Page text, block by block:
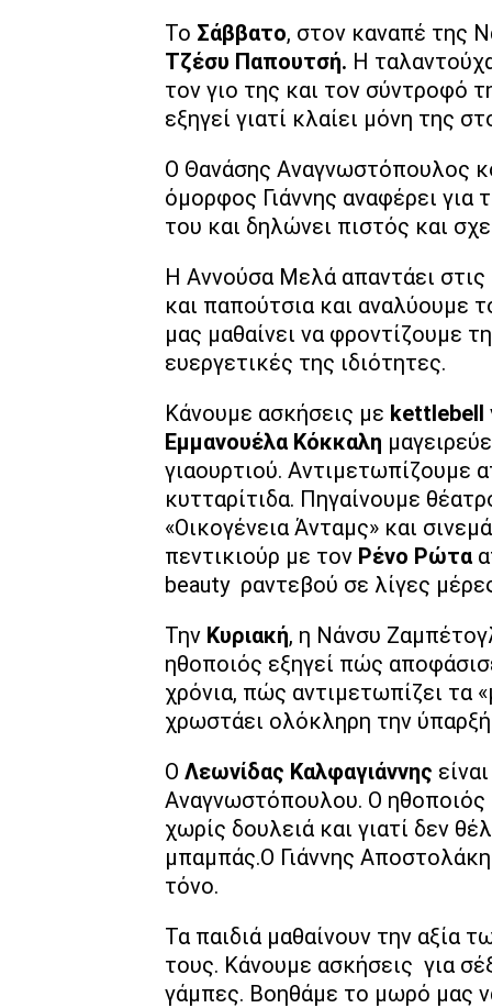
Το Σάββατο, στον καναπέ της
Τζέσυ Παπουτσή. Η
τον γιο της και τον σύντροφό
εξηγεί γιατί κλαίει μόνη της
Ο Θανάσης Αναγνωστόπουλος
όμορφος Γιάννης αναφέρει για
του και δηλώνει πιστός και
Η Αννούσα Μελά απαντάει
και παπούτσια και αναλύουμε
μας μαθαίνει να φροντίζουμε
ευεργετικές της ιδιότητες.
Κάνουμε ασκήσεις με kettlebell
Εμμανουέλα Κόκκαλη
γιαουρτιού. Αντιμετωπίζουμε
κυτταρίτιδα. Πηγαίνουμε
«Οικογένεια Άνταμς» και
πεντικιούρ με τον Ρένο Ρώτα
beauty ραντεβού σε λίγες
Την Κυριακή, η Νάνσυ
ηθοποιός εξηγεί πώς
χρόνια, πώς αντιμετωπίζει τα
χρωστάει ολόκληρη την
Ο Λεωνίδας Καλφαγιάννης
Αναγνωστόπουλου. Ο ηθοποιός
χωρίς δουλειά και γιατί δεν
μπαμπάς.Ο Γιάννης
τόνο.
Τα παιδιά μαθαίνουν την αξία
τους. Κάνουμε ασκήσεις για
γάμπες. Βοηθάμε το μωρό μας